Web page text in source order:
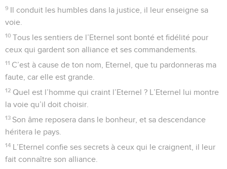
9
Il conduit les humbles dans la justice, il leur enseigne sa
voie.
10 Tous les sentiers de l’Eternel sont bonté et fidélité pour
ceux qui gardent son alliance et ses commandements.
11 C’est à cause de ton nom, Eternel, que tu pardonneras ma
faute, car elle est grande.
12 Quel est l’homme qui craint l’Eternel ? L’Eternel lui montre
la voie qu’il doit choisir.
13 Son âme reposera dans le bonheur, et sa descendance
héritera le pays.
14
L’Eternel confie ses secrets à ceux qui le craignent, il leur
fait connaître son alliance.